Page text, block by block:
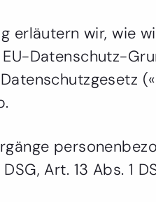
erläutern wir, wie
Datenschutz-
Art. 13 Abs. 1